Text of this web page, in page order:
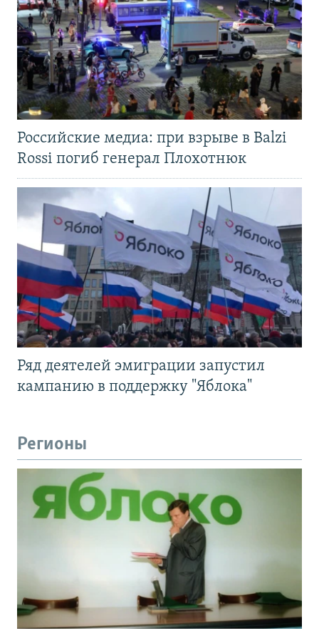
Российские медиа: при взрыве в Balzi
Rossi погиб генерал Плохотнюк
Ряд деятелей эмиграции запустил
кампанию в поддержку "Яблока"
Регионы